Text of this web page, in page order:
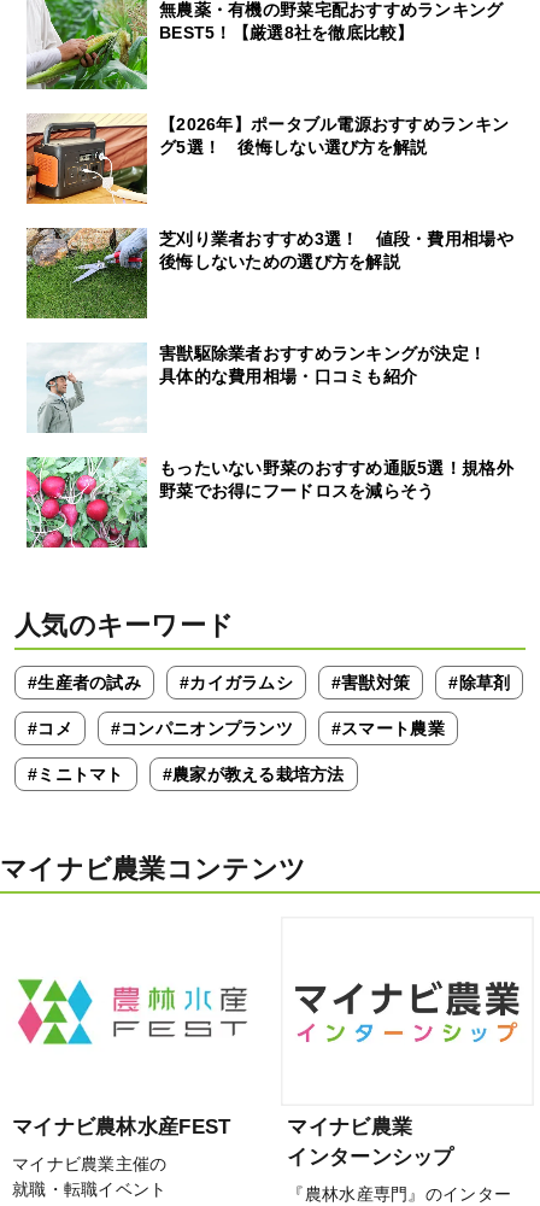
無農薬・有機の野菜宅配おすすめランキング
BEST5！【厳選8社を徹底比較】
【2026年】ポータブル電源おすすめランキン
グ5選！ 後悔しない選び方を解説
芝刈り業者おすすめ3選！ 値段・費用相場や
後悔しないための選び方を解説
害獣駆除業者おすすめランキングが決定！
具体的な費用相場・口コミも紹介
もったいない野菜のおすすめ通販5選！規格外
野菜でお得にフードロスを減らそう
人気のキーワード
#生産者の試み #カイガラムシ #害獣対策 #除草剤
#コメ #コンパニオンプランツ #スマート農業
#ミニトマト #農家が教える栽培方法
マイナビ農業コンテンツ
マイナビ農林水産FEST
マイナビ農業主催の
就職・転職イベント
マイナビ農業
インターンシップ
『農林水産専門』のインター